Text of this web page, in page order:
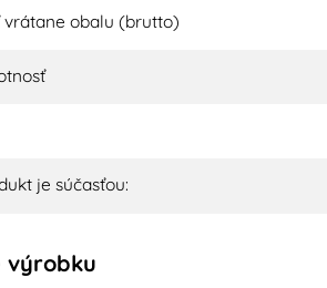
vrátane obalu (brutto)
je súčasťou:
výrobku